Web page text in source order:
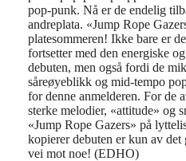
pop-punk. Nå er de endelig
andreplata. «Jump Rope
platesommeren! Ikke bare er
fortsetter med den energiske og
debuten, men også fordi de
såreøyeblikk og mid-tempo
for denne anmelderen. For de
sterke melodier, «attitude» og
«Jump Rope Gazers» på
kopierer debuten er kun av det
vei mot noe! (EDHO)